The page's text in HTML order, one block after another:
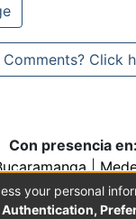
Comments? Click
Con presencia en:
|
y
Predicadores
your personal
Authentication,